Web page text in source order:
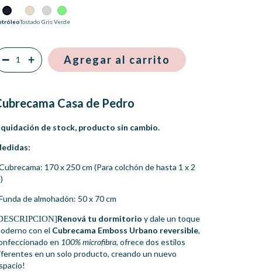
Tostado Gris Verde
Casa de Pedro
de stock, producto sin cambio.
170 x 250 cm (Para colchón de hasta 1 x 2
de almohadón: 50 x 70 cm
Renová tu dormitorio y dale un toque
con el Cubrecama Emboss Urbano reversible,
en 100% microfibra, ofrece dos estilos
en un solo producto, creando un nuevo